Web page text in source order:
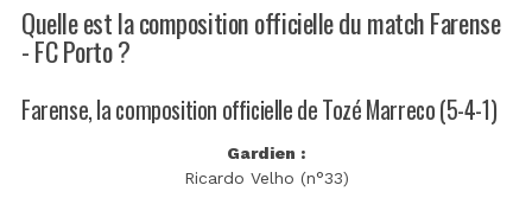
Quelle est la composition officielle du match Farense
- FC Porto ?
Farense, la composition officielle de Tozé Marreco (5-4-1)
Gardien :
Ricardo Velho (n°33)